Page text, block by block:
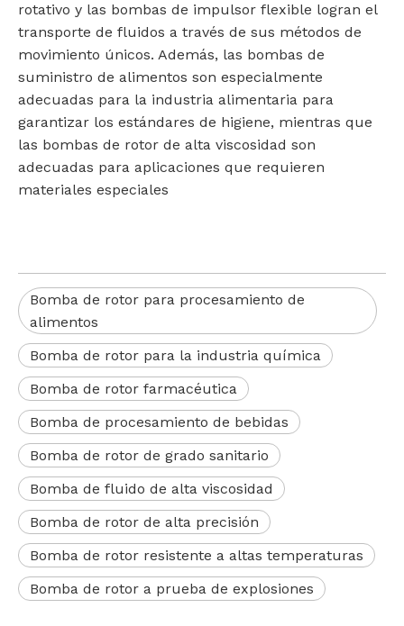
rotativo y las bombas de impulsor flexible logran el
transporte de fluidos a través de sus métodos de
movimiento únicos. Además, las bombas de
suministro de alimentos son especialmente
adecuadas para la industria alimentaria para
garantizar los estándares de higiene, mientras que
las bombas de rotor de alta viscosidad son
adecuadas para aplicaciones que requieren
materiales especiales‌
Bomba de rotor para procesamiento de
alimentos
Bomba de rotor para la industria química
Bomba de rotor farmacéutica
Bomba de procesamiento de bebidas
Bomba de rotor de grado sanitario
Bomba de fluido de alta viscosidad
Bomba de rotor de alta precisión
Bomba de rotor resistente a altas temperaturas
Bomba de rotor a prueba de explosiones